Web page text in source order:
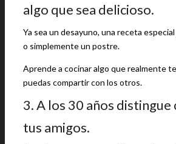
algo que sea delicioso.
Ya sea un desayuno, una receta
o simplemente un postre.
Aprende a cocinar algo que realmente
puedas compartir con los otros.
3. A los 30 años distingue
tus amigos.